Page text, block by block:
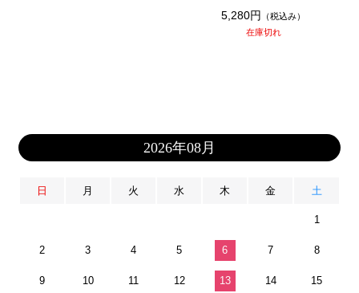
5,280円
（税込み）
在庫切れ
2026年08月
日 月 火 水 木 金 土
1
2 3 4 5 6 7 8
9 10 11 12 13 14 15